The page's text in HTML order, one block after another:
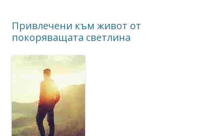
Привлечени към живот от
покоряващата светлина